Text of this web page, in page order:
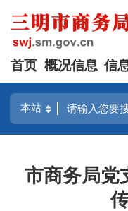
首页 概况信息 信
市商务局党